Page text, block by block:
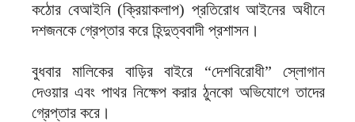
কঠোর বেআইনি (ক্রিয়াকলাপ) প্রতিরোধ আইনের অধীনে
দশজনকে গ্রেপ্তার করে হিন্দুত্ববাদী প্রশাসন।
বুধবার মালিকের বাড়ির বাইরে “দেশবিরোধী” স্লোগান
দেওয়ার এবং পাথর নিক্ষেপ করার ঠুনকো অভিযোগে তাদের
গ্রেপ্তার করে।